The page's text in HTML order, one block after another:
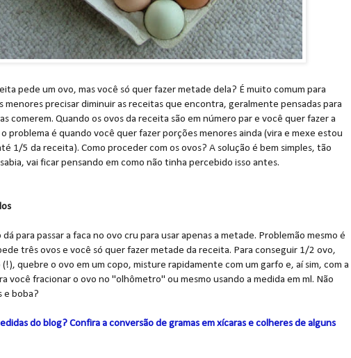
pede um ovo, mas você só quer fazer metade dela? É muito comum para
menores precisar diminuir as receitas que encontra, geralmente pensadas para
comerem. Quando os ovos da receita são em número par e você quer fazer a
problema é quando você quer fazer porções menores ainda (vira e mexe estou
1/5 da receita). Como proceder com os ovos? A solução é bem simples, tão
vai ficar pensando em como não tinha percebido isso antes.
para passar a faca no ovo cru para usar apenas a metade. Problemão mesmo é
três ovos e você só quer fazer metade da receita. Para conseguir 1/2 ovo,
quebre o ovo em um copo, misture rapidamente com um garfo e, aí sim, com a
você fracionar o ovo no "olhômetro" ou mesmo usando a medida em ml. Não
e boba?
do blog? Confira a conversão de gramas em xícaras e colheres de alguns